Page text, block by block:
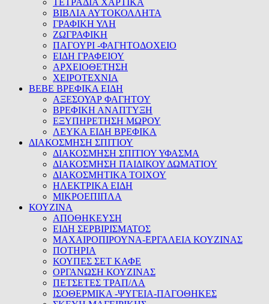
ΒΙΒΛΙΑ ΑΥΤΟΚΟΛΛΗΤΑ
ΓΡΑΦΙΚΗ ΥΛΗ
ΖΩΓΡΑΦΙΚΗ
ΠΑΓΟΥΡΙ -ΦΑΓΗΤΟΔΟΧΕΙΟ
ΕΙΔΗ ΓΡΑΦΕΙΟΥ
ΑΡΧΕΙΟΘΕΤΗΣΗ
ΧΕΙΡΟΤΕΧΝΙΑ
BEBE ΒΡΕΦΙΚΑ ΕΙΔΗ
ΑΞΕΣΟΥΑΡ ΦΑΓΗΤΟΥ
ΒΡΕΦΙΚΗ ΑΝΑΠΤΥΞΗ
ΕΞΥΠΗΡΕΤΗΣΗ ΜΩΡΟΥ
ΛΕΥΚΑ ΕΙΔΗ ΒΡΕΦΙΚΑ
ΔΙΑΚΟΣΜΗΣΗ ΣΠΙΤΙΟΥ
ΔΙΑΚΟΣΜΗΣΗ ΣΠΙΤΙΟΥ ΥΦΑΣΜΑ
ΔΙΑΚΟΣΜΗΣΗ ΠΑΙΔΙΚΟΥ ΔΩΜΑΤΙΟΥ
ΔΙΑΚΟΣΜΗΤΙΚΑ ΤΟΙΧΟΥ
ΗΛΕΚΤΡΙΚΑ ΕΙΔΗ
ΜΙΚΡΟΕΠΙΠΛΑ
ΚΟΥΖΙΝΑ
ΑΠΟΘΗΚΕΥΣΗ
ΕΙΔΗ ΣΕΡΒΙΡΙΣΜΑΤΟΣ
ΜΑΧΑΙΡΟΠΙΡΟΥΝΑ-ΕΡΓΑΛΕΙΑ ΚΟΥΖΙΝΑΣ
ΠΟΤΗΡΙΑ
ΚΟΥΠΕΣ ΣΕΤ ΚΑΦΕ
ΟΡΓΑΝΩΣΗ ΚΟΥΖΙΝΑΣ
ΠΕΤΣΕΤΕΣ ΤΡΑΠ/ΛΑ
ΙΣΟΘΕΡΜΙΚΑ -ΨΥΓΕΙΑ-ΠΑΓΟΘΗΚΕΣ